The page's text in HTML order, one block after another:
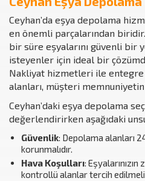
Ceyhan’da eşya depolama
en önemli parçalarından
bir süre eşyalarını güvenli bir
isteyenler için ideal bir
Nakliyat hizmetleri ile entegre
alanları, müşteri
Ceyhan’daki eşya depolama
değerlendirirken aşağıdaki
Güvenlik: Depolama alanları
korunmalıdır.
Hava Koşulları:
kontrollü alanlar tercih